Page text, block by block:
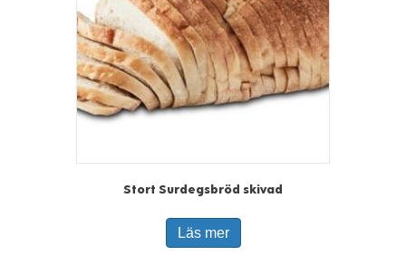
Stort Surdegsbröd skivad
Läs mer